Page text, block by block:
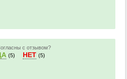
с отзывом?
(5) НЕТ (5)